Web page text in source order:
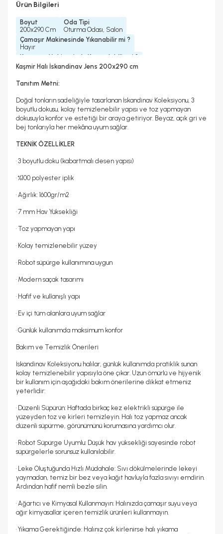
Ürün Bilgileri
Boyut
200x290 Cm
Oda Tipi
Oturma Odası, Salon
Çamaşır Makinesinde Yıkanabilir mi ?
Hayır
Kurutma Makinesinde Kurutulabilir mi ?
Hayır
Hayır
Kaşmir Halı İskandinav Jens 200x290 cm
Tanıtım Metni:
Doğal tonların sadeliğiyle tasarlanan İskandinav Koleksiyonu, 3
boyutlu dokusu, kolay temizlenebilir yapısı ve toz yapmayan
dokusuyla konfor ve estetiği bir araya getiriyor. Beyaz, açık gri ve
bej tonlarıyla her mekâna uyum sağlar.
TEKNİK ÖZELLİKLER
• 3 boyutlu doku (kabartmalı desen yapısı)
• %100 polyester iplik
• Ağırlık: 1600gr/m2
• 7 mm Hav Yüksekliği
• Toz yapmayan yapı
• Kolay temizlenebilir yüzey
• Robot süpürge kullanımına uygun
• Modern saçak tasarımı
• Hafif ve kullanışlı yapı
• Ev içi tüm alanlara uyum sağlar
• Günlük kullanımda maksimum konfor
Bakım ve Temizlik Önerileri
İskandinav Koleksiyonu halılar, günlük kullanımda pratiklik sunan
kolay temizlenebilir yapısıyla öne çıkar. Uzun ömürlü ve hijyenik
bir kullanım için aşağıdaki bakım önerilerine dikkat etmeniz
yeterlidir:
• Düzenli Süpürün: Haftada birkaç kez elektrikli süpürge ile
yüzeyden toz ve kirleri temizleyin. Halı toz yapmaz ancak
düzenli süpürme, görünümünü korumasına yardımcı olur.
• Robot Süpürge Uyumlu: Düşük hav yüksekliği sayesinde robot
süpürgelerle sorunsuz kullanılabilir.
• Leke Oluştuğunda Hızlı Müdahale: Sıvı dökülmelerinde lekeyi
yaymadan, temiz bir bez veya kağıt havluyla fazla sıvıyı emdirin.
Ardından hafif nemli bezle silin.
• Ağartıcı ve Kimyasal Kullanmayın: Halınızda çamaşır suyu veya
ağır kimyasallar içeren temizlik ürünleri kullanmayın.
• Yıkama Gerektiğinde: Halınız çok kirlenirse halı yıkama